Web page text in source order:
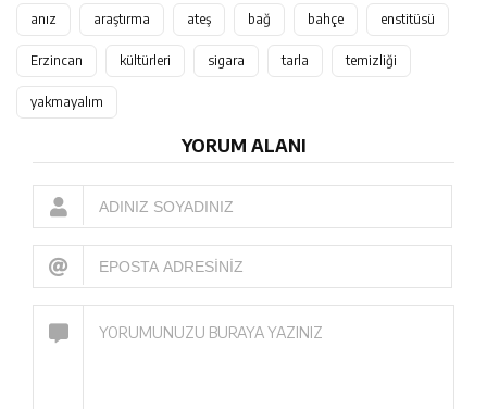
anız araştırma ateş bağ bahçe enstitüsü
Erzincan kültürleri sigara tarla temizliği
yakmayalım
YORUM ALANI